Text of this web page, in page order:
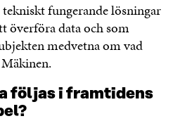
fungerande lösningar
överföra data och som
medvetna om vad
följas i framtidens